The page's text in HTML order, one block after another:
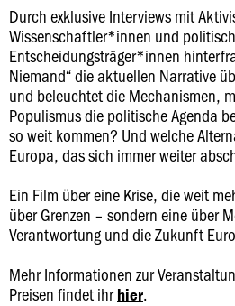
Durch exklusive Interviews mit
Wissenschaftler*innen und
Entscheidungsträger*innen
Niemand“ die aktuellen Narrative
und beleuchtet die Mechanismen,
Populismus die politische Agenda
so weit kommen? Und welche
Europa, das sich immer weiter
Ein Film über eine Krise, die weit
über Grenzen – sondern eine über
Verantwortung und die Zukunft
Mehr Informationen zur
Preisen findet ihrhier.